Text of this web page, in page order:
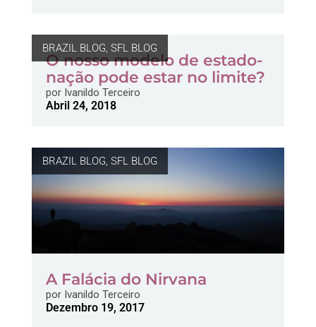
BRAZIL BLOG, SFL BLOG
O nosso modelo de estado-
nação pode estar no limite?
porIvanildo Terceiro
Abril 24, 2018
BRAZIL BLOG, SFL BLOG
A Falácia do Nirvana
porIvanildo Terceiro
Dezembro 19, 2017